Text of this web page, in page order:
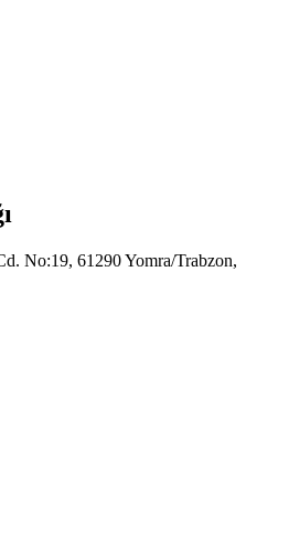
No:19, 61290 Yomra/Trabzon,